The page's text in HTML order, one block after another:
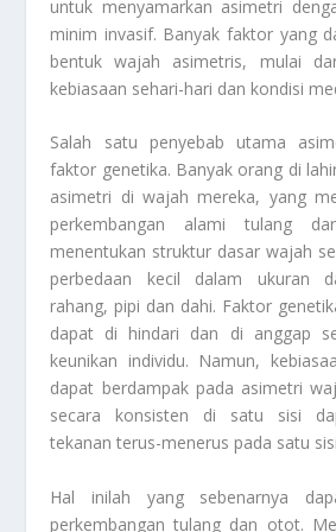
untuk menyamarkan asimetri
minim invasif. Banyak faktor yang
bentuk wajah asimetris, mulai
kebiasaan sehari-hari dan kondisi
Salah satu penyebab utama
faktor genetika. Banyak orang di
asimetri di wajah mereka, yang
perkembangan alami tulang
menentukan struktur dasar wajah
perbedaan kecil dalam ukuran
rahang, pipi dan dahi. Faktor
dapat di hindari dan di anggap
keunikan individu. Namun,
dapat berdampak pada asimetri
secara konsisten di satu sisi
tekanan terus-menerus pada satu
Hal inilah yang sebenarnya
perkembangan tulang dan otot.